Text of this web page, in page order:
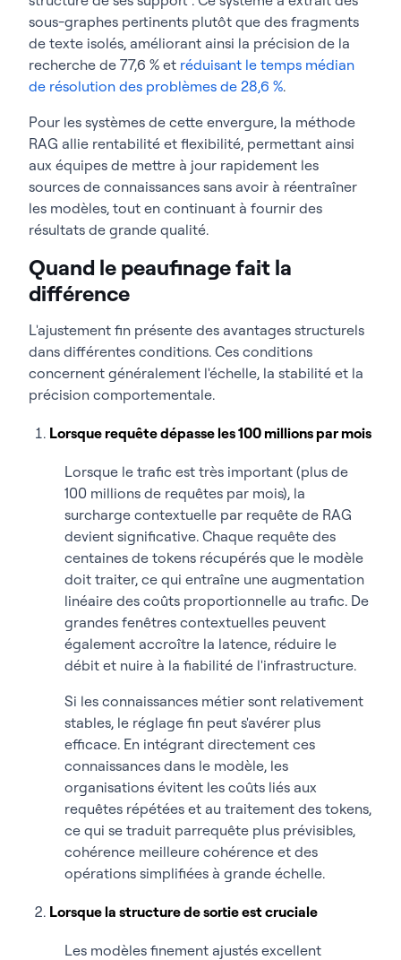
sous-graphes pertinents plutôt que des fragments
de texte isolés, améliorant ainsi la précision de la
recherche de 77,6 % et réduisant le temps médian
de résolution des problèmes de 28,6 %.
Pour les systèmes de cette envergure, la méthode
RAG allie rentabilité et flexibilité, permettant ainsi
aux équipes de mettre à jour rapidement les
sources de connaissances sans avoir à réentraîner
les modèles, tout en continuant à fournir des
résultats de grande qualité.
Quand le peaufinage fait la
différence
L'ajustement fin présente des avantages structurels
dans différentes conditions. Ces conditions
concernent généralement l'échelle, la stabilité et la
précision comportementale.
Lorsque requête dépasse les 100 millions par mois
Lorsque le trafic est très important (plus de
100 millions de requêtes par mois), la
surcharge contextuelle par requête de RAG
devient significative. Chaque requête des
centaines de tokens récupérés que le modèle
doit traiter, ce qui entraîne une augmentation
linéaire des coûts proportionnelle au trafic. De
grandes fenêtres contextuelles peuvent
également accroître la latence, réduire le
débit et nuire à la fiabilité de l'infrastructure.
Si les connaissances métier sont relativement
stables, le réglage fin peut s'avérer plus
efficace. En intégrant directement ces
connaissances dans le modèle, les
organisations évitent les coûts liés aux
requêtes répétées et au traitement des tokens,
ce qui se traduit parrequête plus prévisibles,
cohérence meilleure cohérence et des
opérations simplifiées à grande échelle.
Lorsque la structure de sortie est cruciale
Les modèles finement ajustés excellent